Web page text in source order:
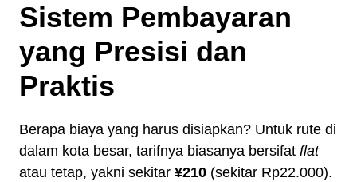
Sistem Pembayaran
yang Presisi dan
Praktis
Berapa biaya yang harus disiapkan? Untuk rute di
dalam kota besar, tarifnya biasanya bersifat flat
atau tetap, yakni sekitar ¥210 (sekitar Rp22.000).